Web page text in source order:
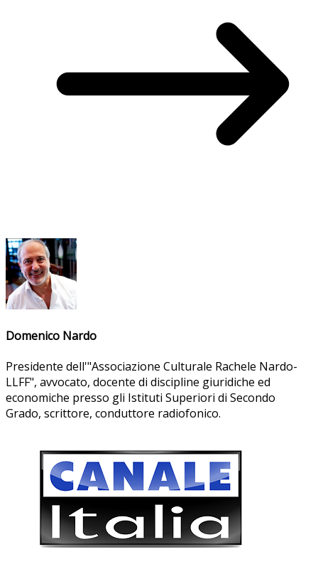
Domenico Nardo
Presidente dell'"Associazione Culturale Rachele Nardo-
LLFF", avvocato, docente di discipline giuridiche ed
economiche presso gli Istituti Superiori di Secondo
Grado, scrittore, conduttore radiofonico.